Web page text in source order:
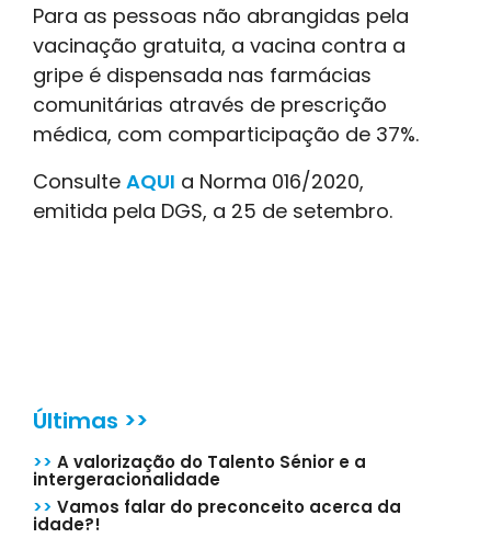
Para as pessoas não abrangidas pela
vacinação gratuita, a vacina contra a
gripe é dispensada nas farmácias
comunitárias através de prescrição
médica, com comparticipação de 37%.
Consulte AQUI a Norma 016/2020,
emitida pela DGS, a 25 de setembro.
Últimas >>
>> A valorização do Talento Sénior e a
intergeracionalidade
>> Vamos falar do preconceito acerca da
idade?!